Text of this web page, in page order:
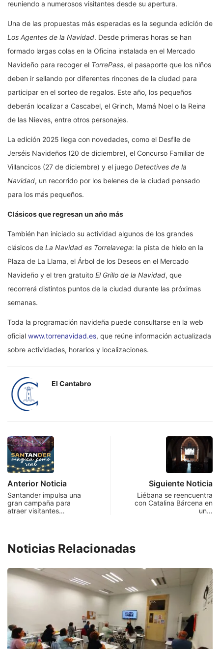
reuniendo a numerosos visitantes desde su apertura.
Una de las propuestas más esperadas es la segunda edición de
Los Agentes de la Navidad. Desde primeras horas se han
formado largas colas en la Oficina instalada en el Mercado
Navideño para recoger el TorrePass, el pasaporte que los niños
deben ir sellando por diferentes rincones de la ciudad para
participar en el sorteo de regalos. Este año, los pequeños
deberán localizar a Cascabel, el Grinch, Mamá Noel o la Reina
de las Nieves, entre otros personajes.
La edición 2025 llega con novedades, como el Desfile de
Jerséis Navideños (20 de diciembre), el Concurso Familiar de
Villancicos (27 de diciembre) y el juego Detectives de la
Navidad, un recorrido por los belenes de la ciudad pensado
para los más pequeños.
Clásicos que regresan un año más
También han iniciado su actividad algunos de los grandes
clásicos de La Navidad es Torrelavega: la pista de hielo en la
Plaza de La Llama, el Árbol de los Deseos en el Mercado
Navideño y el tren gratuito El Grillo de la Navidad, que
recorrerá distintos puntos de la ciudad durante las próximas
semanas.
Toda la programación navideña puede consultarse en la web
oficial www.torrenavidad.es, que reúne información actualizada
sobre actividades, horarios y localizaciones.
El Cantabro
Anterior Noticia
Santander impulsa una
gran campaña para
atraer visitantes…
Siguiente Noticia
Liébana se reencuentra
con Catalina Bárcena en
un…
Noticias Relacionadas